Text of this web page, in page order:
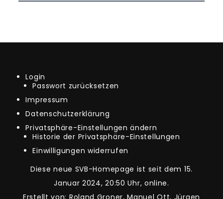
Login
Passwort zurücksetzen
Impressum
Datenschutzerklärung
Privatsphäre-Einstellungen ändern
Historie der Privatsphäre-Einstellungen
Einwilligungen widerrufen
Diese neue SVB-Homepage ist seit dem 15.
Januar 2024, 20:50 Uhr, online.